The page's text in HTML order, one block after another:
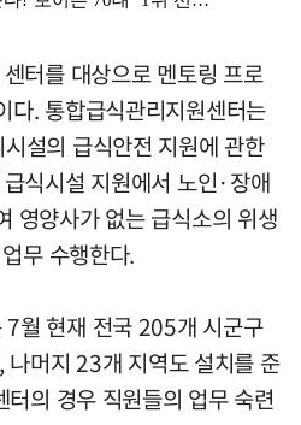
터를 대상으로 멘토링 프로
다. 통합급식관리지원센터는
설의 급식안전 지원에 관한
식시설 지원에서 노인·장애
영양사가 없는 급식소의 위생
무 수행한다.
7월 현재 전국 205개 시군구
나머지 23개 지역도 설치를 준
의 경우 직원들의 업무 숙련